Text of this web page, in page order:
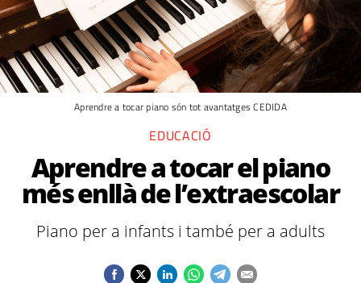
Aprendre a tocar piano són tot avantatges CEDIDA
EDUCACIÓ
Aprendre a tocar el piano
més enllà de l’extraescolar
Piano per a infants i també per a adults